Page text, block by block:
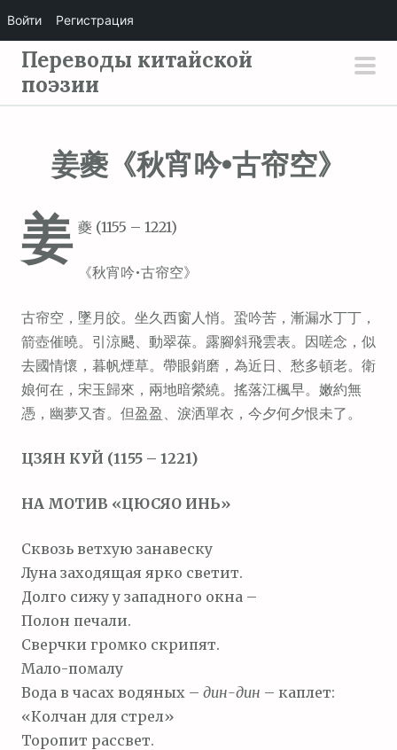
р
Переводы китайской
поэзии
姜夔《秋宵吟•古帘空》
姜 夔 (1155 – 1221)
《秋宵吟•古帘空》
古帘空，墜月皎。坐久西窗人悄。蛩吟苦，漸漏水丁丁，
箭壺催曉。引涼颸、動翠葆。露腳斜飛雲表。因嗟念，似
去國情懷，暮帆煙草。帶眼銷磨，為近日、愁多頓老。衛
娘何在，宋玉歸來，兩地暗縈繞。搖落江楓早。嫩約無
憑，幽夢又杳。但盈盈、淚洒單衣，今夕何夕恨未了。
ЦЗЯН КУЙ (1155 – 1221)
НА МОТИВ «ЦЮСЯО ИНЬ»
Сквозь ветхую занавеску
Луна заходящая ярко светит.
Долго сижу у западного окна –
Полон печали.
Сверчки громко скрипят.
Мало-помалу
Вода в часах водяных – дин-дин – каплет:
«Колчан для стрел»
Торопит рассвет.
Войти Регистрация